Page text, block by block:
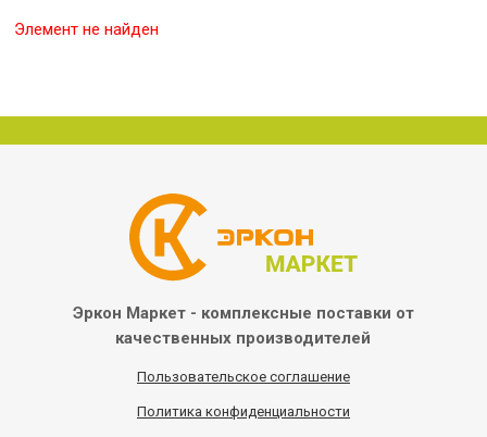
Элемент не найден
Эркон Маркет - комплексные поставки от
качественных производителей
Пользовательское соглашение
Политика конфиденциальности